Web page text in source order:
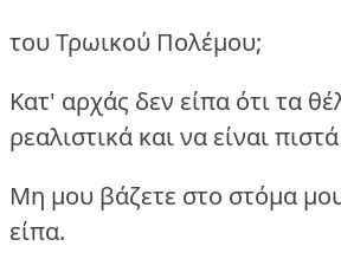
του Τρωικού Πολέμου;
Κατ' αρχάς δεν είπα ότι τα
ρεαλιστικά και να είναι
Μη μου βάζετε στο στόμα
είπα.